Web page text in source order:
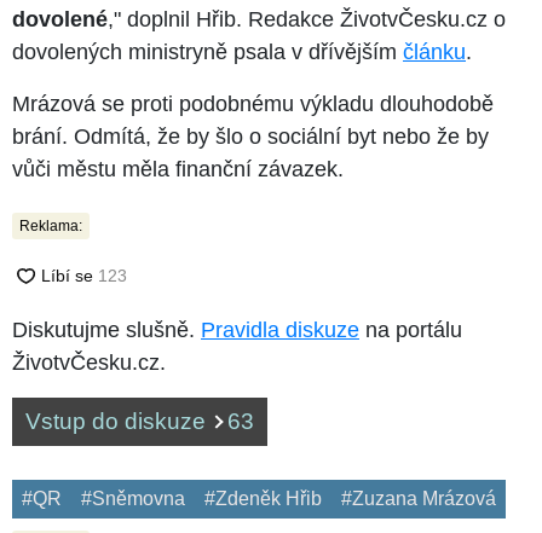
dovolené," doplnil Hřib. Redakce ŽivotvČesku.cz o
dovolených ministryně psala v dřívějším článku.
Mrázová se proti podobnému výkladu dlouhodobě
brání. Odmítá, že by šlo o sociální byt nebo že by
vůči městu měla finanční závazek.
Reklama:
Diskutujme slušně. Pravidla diskuze na portálu
ŽivotvČesku.cz.
Vstup do diskuze 63
#QR #Sněmovna #Zdeněk Hřib #Zuzana Mrázová